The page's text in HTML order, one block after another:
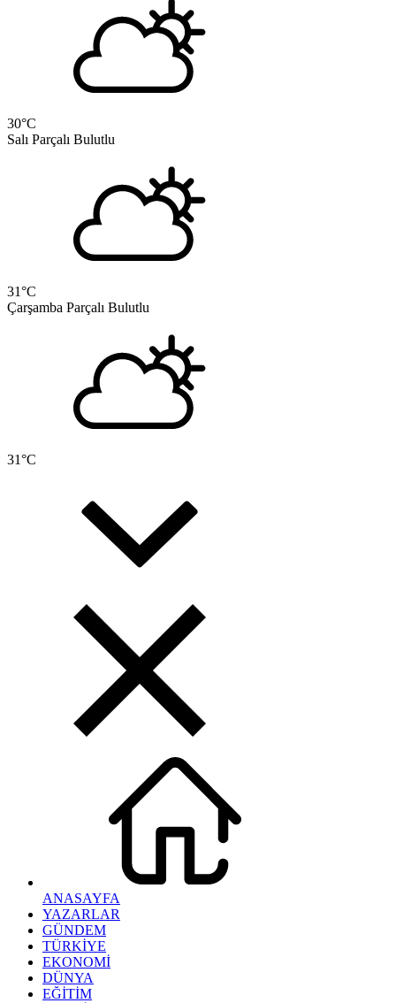
30°C
Salı Parçalı Bulutlu
31°C
Çarşamba Parçalı Bulutlu
31°C
ANASAYFA
YAZARLAR
GÜNDEM
TÜRKİYE
EKONOMİ
DÜNYA
EĞİTİM